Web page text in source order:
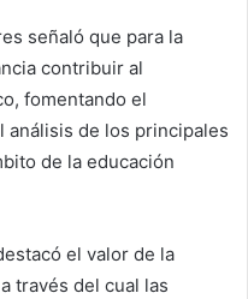
señaló que para la
contribuir al
fomentando el
análisis de los principales
de la educación
el valor de la
través del cual las